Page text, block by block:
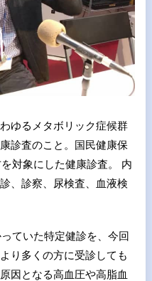
ゆるメタボリック症候群
診査のこと。国民健康保
対象にした健康診査。 内
、診察、尿検査、血液検
ていた特定健診を、今回
り多くの方に受診しても
因となる高血圧や高脂血